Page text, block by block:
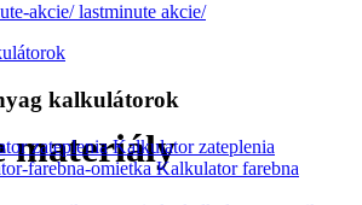
lastminute akcie/
kalkulátorok
Kalkulator zateplenia
Kalkulator farebna
materiály